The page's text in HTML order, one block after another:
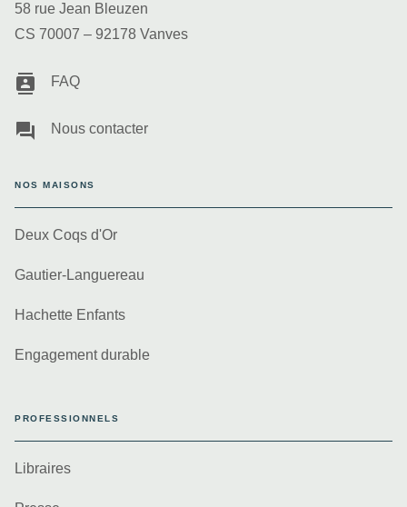
58 rue Jean Bleuzen
CS 70007 – 92178 Vanves
contacts FAQ
question_answer Nous contacter
NOS MAISONS
Deux Coqs d'Or
Gautier-Languereau
Hachette Enfants
Engagement durable
PROFESSIONNELS
Libraires